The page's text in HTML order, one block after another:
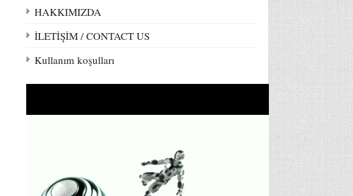
HAKKIMIZDA
İLETİŞİM / CONTACT US
Kullanım koşulları